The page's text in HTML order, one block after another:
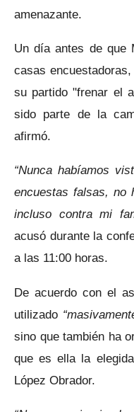
amenazante.
Un día antes de que
casas
su partido "frenar el
sido parte de la
afirmó.
“Nunca habíamos
encuestas falsas, no
incluso contra mi
acusó durante la
a las 11:00 horas.
De acuerdo con el
utilizado
sino que también ha
que es ella la
López Obrador.